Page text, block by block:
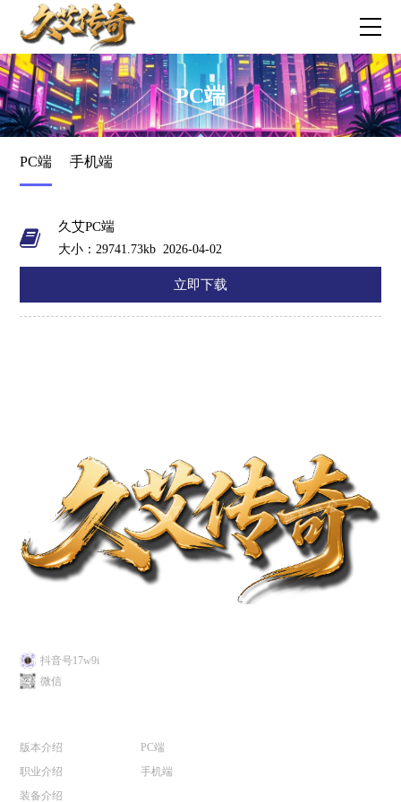
PC端
PC端 手机端
久艾PC端
大小：29741.73kb 2026-04-02
立即下载
抖音号17w9i
微信
版本介绍
职业介绍
装备介绍
PC端
手机端